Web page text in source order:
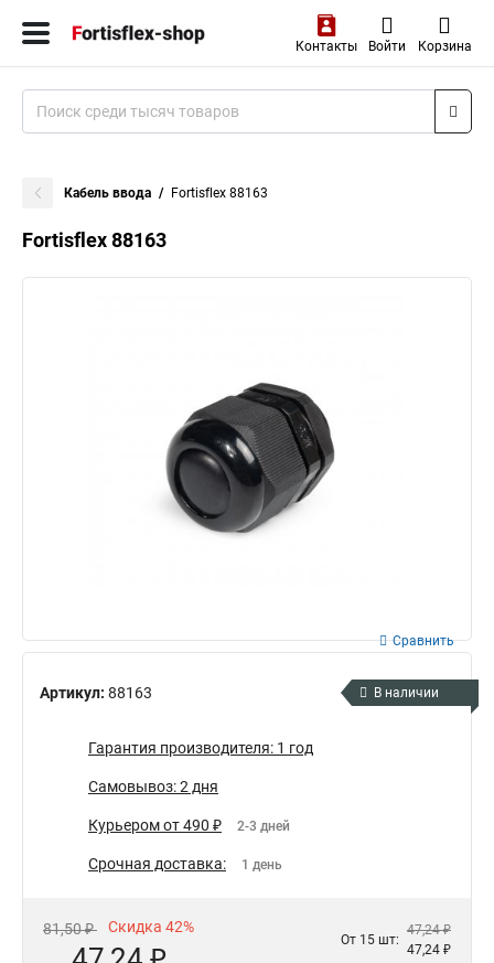
Контакты Войти Корзина
Кабель ввода Fortisflex 88163
Fortisflex 88163
Артикул: 88163
Сравнить
В наличии
Гарантия производителя: 1 год
Самовывоз: 2 дня
Курьером от 490 ₽ 2-3 дней
Срочная доставка: 1 день
81,50 ₽ Скидка 42%
От 15 шт:
47,24 ₽
47,24 ₽